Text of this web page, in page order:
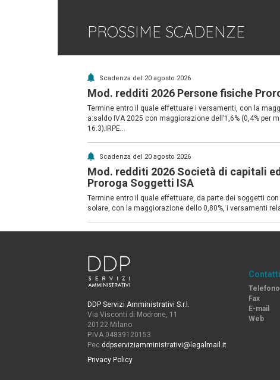
PROSSIME SCADENZE
Scadenza del 20 agosto 2026
Mod. redditi 2026 Persone fisiche
Termine entro il quale effettuare i versamenti, con la
a:saldo IVA 2025 con maggiorazione dell’1,6% (0,4% per
16.3);IRPE...
Scadenza del 20 agosto 2026
Mod. redditi 2026 Società di capitali
Proroga Soggetti ISA
Termine entro il quale effettuare, da parte dei soggetti
solare, con la maggiorazione dello 0,80%, i versamenti
DDP Servizi Amministrativi S.r.l.
Via Visconti di Modrone, 11
20122 Milano
P.IVA 04839120153
Pec ddpserviziamministrativi@legalmail.it
Privacy Policy
Contatti
Telefono
Fax
E-mail
Web